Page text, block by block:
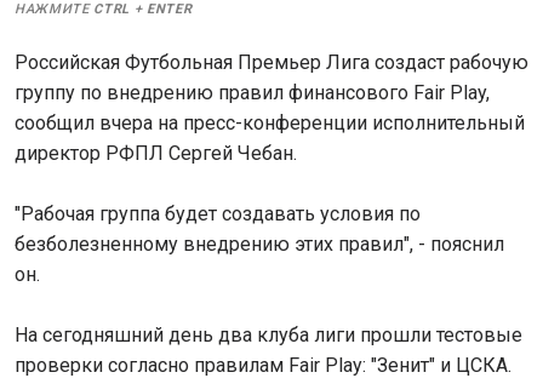
НАЖМИТЕ CTRL + ENTER
Российская Футбольная Премьер Лига создаст рабочую
группу по внедрению правил финансового Fair Play,
сообщил вчера на пресс-конференции исполнительный
директор РФПЛ Сергей Чебан.
"Рабочая группа будет создавать условия по
безболезненному внедрению этих правил", - пояснил
он.
На сегодняшний день два клуба лиги прошли тестовые
проверки согласно правилам Fair Play: "Зенит" и ЦСКА.